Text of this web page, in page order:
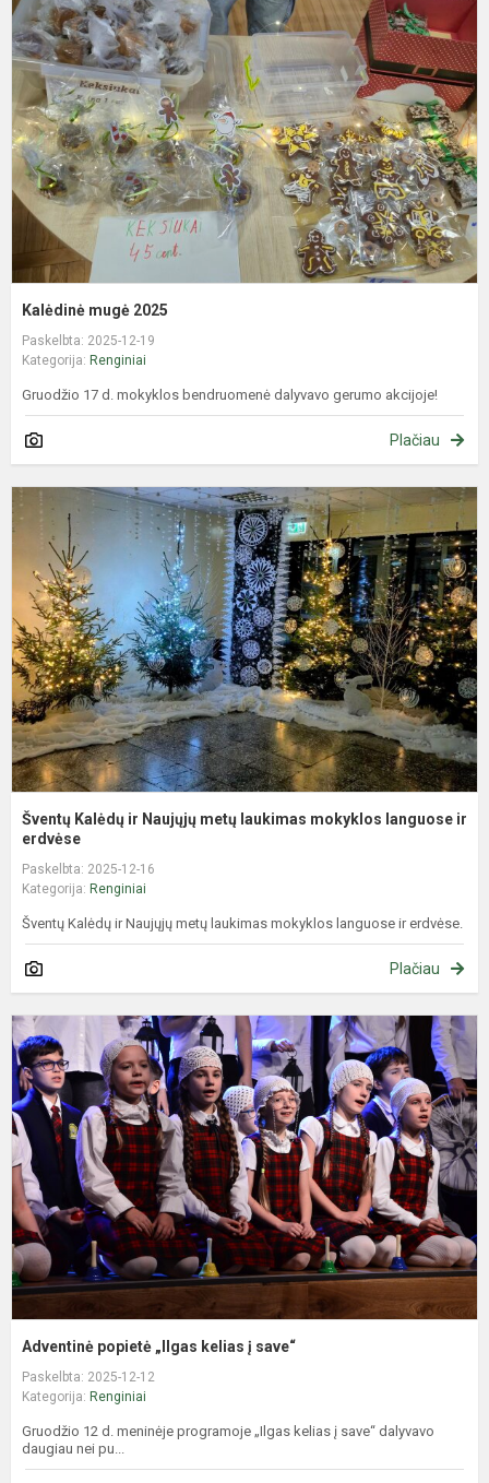
Kalėdinė mugė 2025
Paskelbta: 2025-12-19
Kategorija: Renginiai
Gruodžio 17 d. mokyklos bendruomenė dalyvavo gerumo akcijoje!
Plačiau
Šventų Kalėdų ir Naujųjų metų laukimas mokyklos languose ir
erdvėse
Paskelbta: 2025-12-16
Kategorija: Renginiai
Šventų Kalėdų ir Naujųjų metų laukimas mokyklos languose ir erdvėse.
Plačiau
Adventinė popietė „Ilgas kelias į save“
Paskelbta: 2025-12-12
Kategorija: Renginiai
Gruodžio 12 d. meninėje programoje „Ilgas kelias į save“ dalyvavo
daugiau nei pu...